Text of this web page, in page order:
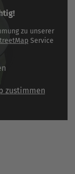
zu unserer
Service
zustimmen